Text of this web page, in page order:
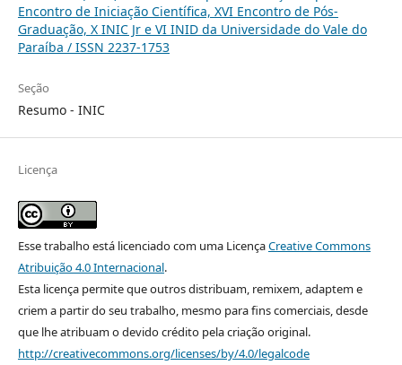
Encontro de Iniciação Científica, XVI Encontro de Pós-
Graduação, X INIC Jr e VI INID da Universidade do Vale do
Paraíba / ISSN 2237-1753
Seção
Resumo - INIC
Licença
Esse trabalho está licenciado com uma LicençaCreative Commons
Atribuição 4.0 Internacional.
Esta licença permite que outros distribuam, remixem, adaptem e
criem a partir do seu trabalho, mesmo para fins comerciais, desde
que lhe atribuam o devido crédito pela criação original.
http://creativecommons.org/licenses/by/4.0/legalcode